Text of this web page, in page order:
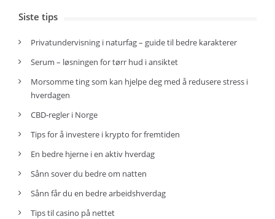
Siste tips
Privatundervisning i naturfag – guide til bedre karakterer
Serum – løsningen for tørr hud i ansiktet
Morsomme ting som kan hjelpe deg med å redusere stress i
hverdagen
CBD-regler i Norge
Tips for å investere i krypto for fremtiden
En bedre hjerne i en aktiv hverdag
Sånn sover du bedre om natten
Sånn får du en bedre arbeidshverdag
Tips til casino på nettet